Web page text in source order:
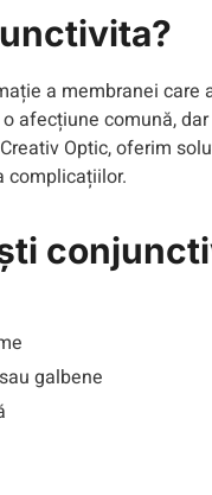
a membranei care
afecțiune comună,
Optic, oferim
complicațiilor.
galbene